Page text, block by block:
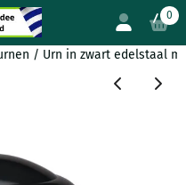
Kies instellingen of sta0
/ Urn in zwart edelstaal